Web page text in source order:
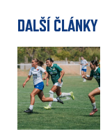
DALŠÍ ČLÁNKY